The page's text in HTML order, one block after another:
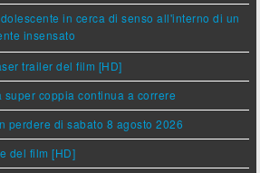
in cerca di senso all'interno di un
insensato
trailer del film [HD]
super coppia continua a correre
perdere di sabato 8 agosto 2026
del film [HD]